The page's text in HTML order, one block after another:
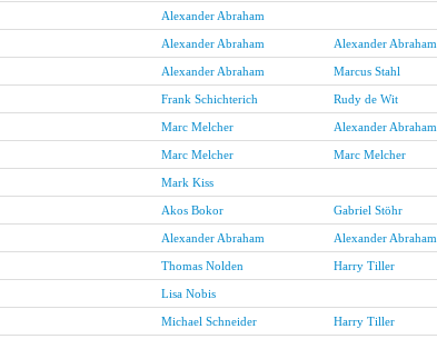
Alexander Abraham
Alexander Abraham Alexander Abraham
Alexander Abraham Marcus Stahl
Frank Schichterich Rudy de Wit
Marc Melcher Alexander Abraham
Marc Melcher Marc Melcher
Mark Kiss
Akos Bokor Gabriel Stöhr
Alexander Abraham Alexander Abraham
Thomas Nolden Harry Tiller
Lisa Nobis
Michael Schneider Harry Tiller